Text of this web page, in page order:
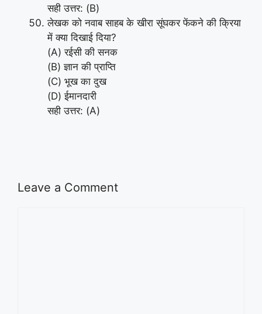
सही उत्तर: (B)
लेखक को नवाब साहब के खीरा सूंघकर फेंकने की क्रिया
में क्या दिखाई दिया?
(A) रईसी की सनक
(B) ज्ञान की प्राप्ति
(C) भूख का दुख
(D) ईमानदारी
सही उत्तर: (A)
Leave a Comment